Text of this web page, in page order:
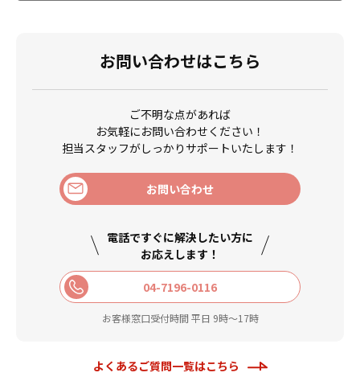
お問い合わせはこちら
ご不明な点があれば
お気軽にお問い合わせください！
担当スタッフがしっかりサポートいたします！
お問い合わせ
電話ですぐに解決したい方に
お応えします！
04-7196-0116
お客様窓口受付時間 平日 9時〜17時
よくあるご質問一覧はこちら